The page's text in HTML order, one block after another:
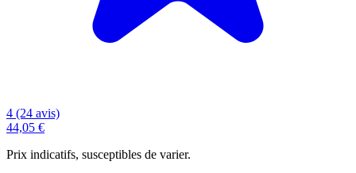
4 (24 avis)
44,05 €
Prix indicatifs, susceptibles de varier.